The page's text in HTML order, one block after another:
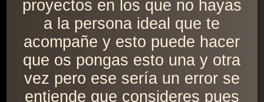
proyectos en los que no hayas
a la persona ideal que te
acompañe y esto puede hacer
que os pongas esto una y otra
vez pero ese sería un error se
entiende que consideres pues